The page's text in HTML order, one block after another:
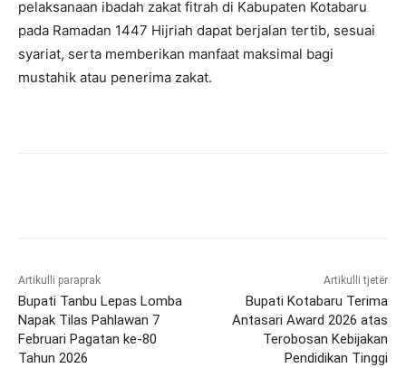
pelaksanaan ibadah zakat fitrah di Kabupaten Kotabaru
pada Ramadan 1447 Hijriah dapat berjalan tertib, sesuai
syariat, serta memberikan manfaat maksimal bagi
mustahik atau penerima zakat.
Artikulli paraprak
Bupati Tanbu Lepas Lomba
Napak Tilas Pahlawan 7
Februari Pagatan ke-80
Tahun 2026
Artikulli tjetër
Bupati Kotabaru Terima
Antasari Award 2026 atas
Terobosan Kebijakan
Pendidikan Tinggi